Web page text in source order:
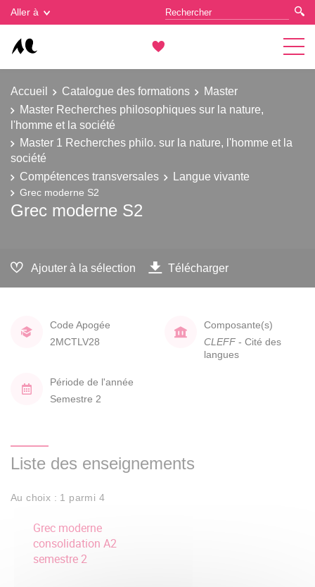
Aller à
Accueil Catalogue des formations
Master
Master Recherches philosophiques sur la nature,
l'homme et la société
Master 1 Recherches philo. sur la nature, l'homme et la
société
Compétences transversales
Langue vivante
Grec moderne S2
Grec moderne S2
Ajouter à la sélection Télécharger
Code Apogée
2MCTLV28
Composante(s)
CLEFF - Cité des
langues
Période de l'année
Semestre 2
Liste des enseignements
Au choix : 1 parmi 4
Grec moderne
consolidation A2
semestre 2
Gestion des cookies